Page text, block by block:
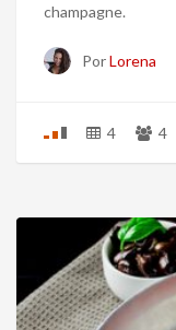
champagne.
PorLorena
4 4